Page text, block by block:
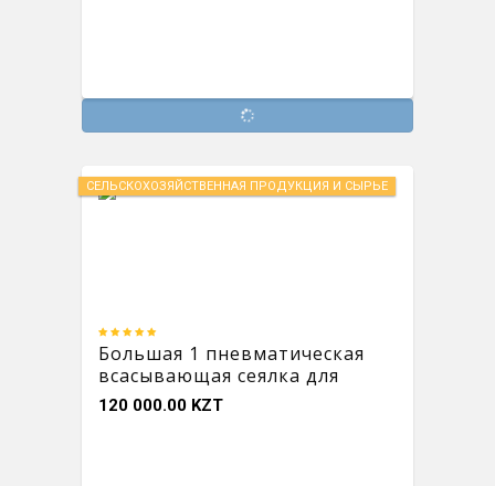
СЕЛЬСКОХОЗЯЙСТВЕННАЯ ПРОДУКЦИЯ И СЫРЬЕ
Большая 1 пневматическая
всасывающая сеялка для
беспосадочной обработки
120 000.00 KZT